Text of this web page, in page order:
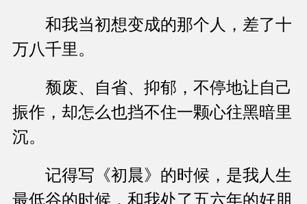
和我当初想变成的那个人，差了十
万八千里。
颓废、自省、抑郁，不停地让自己
振作，却怎么也挡不住一颗心往黑暗里
沉。
记得写《初晨》的时候，是我人生
最低谷的时候，和我处了五六年的好朋